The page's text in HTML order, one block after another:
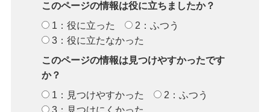
このページの情報は役に立ちましたか？
1：役に立った
2：ふつう
3：役に立たなかった
このページの情報は見つけやすかったです
か？
1：見つけやすかった
2：ふつう
3：見つけにくかった